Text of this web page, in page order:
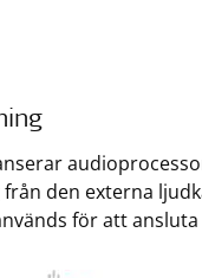
den externa
för att